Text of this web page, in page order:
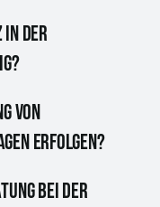
der
von
erfolgen?
bei der